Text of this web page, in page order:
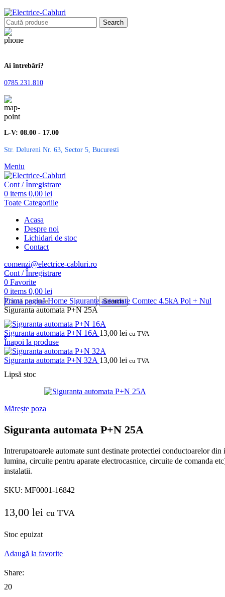
Search
Ai întrebări?
0785.231.810
L-V: 08.00 - 17.00
Str. Delureni Nr. 63, Sector 5, Bucuresti
Meniu
Cont / Înregistrare
0 items 0,00 lei
Toate Categoriile
Acasa
Despre noi
Lichidari de stoc
Contact
comenzi@electrice-cabluri.ro
Cont / Înregistrare
0 Favorite
0 items 0,00 lei
Search
Prima paginăHome Sigurante automate Comtec 4.5kA Pol + Nul
Siguranta automata P+N 25A
Siguranta automata P+N 16A 13,00 lei cu TVA
Înapoi la produse
Siguranta automata P+N 32A 13,00 lei cu TVA
Lipsă stoc
Mărește poza
Siguranta automata P+N 25A
Intrerupatoarele automate sunt destinate protectiei conductoarelor
lumina, circuite pentru aparate electrocasnice, circuite de comanda
instalatii.
SKU: MF0001-16842
13,00 lei cu TVA
Stoc epuizat
Adaugă la favorite
Share:
20